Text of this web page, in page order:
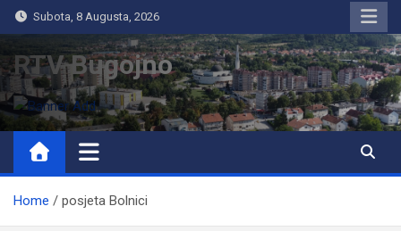
Subota, 8 Augusta, 2026
RTV Bugojno
Home posjeta Bolnici